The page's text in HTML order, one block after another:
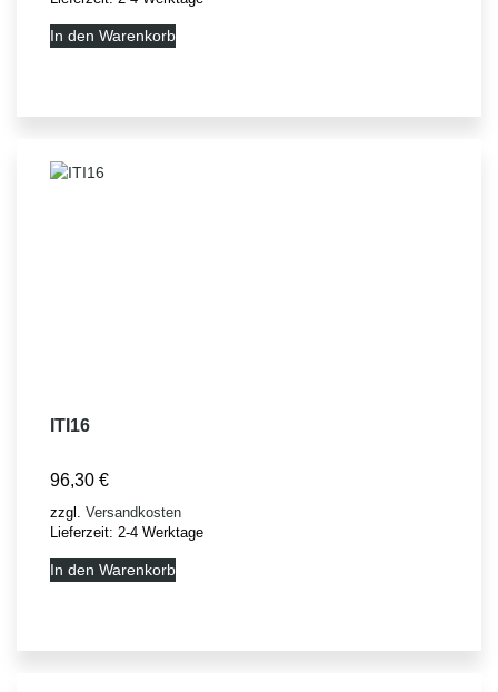
In den Warenkorb
ITI16
96,30 €
zzgl. Versandkosten
Lieferzeit: 2-4 Werktage
In den Warenkorb